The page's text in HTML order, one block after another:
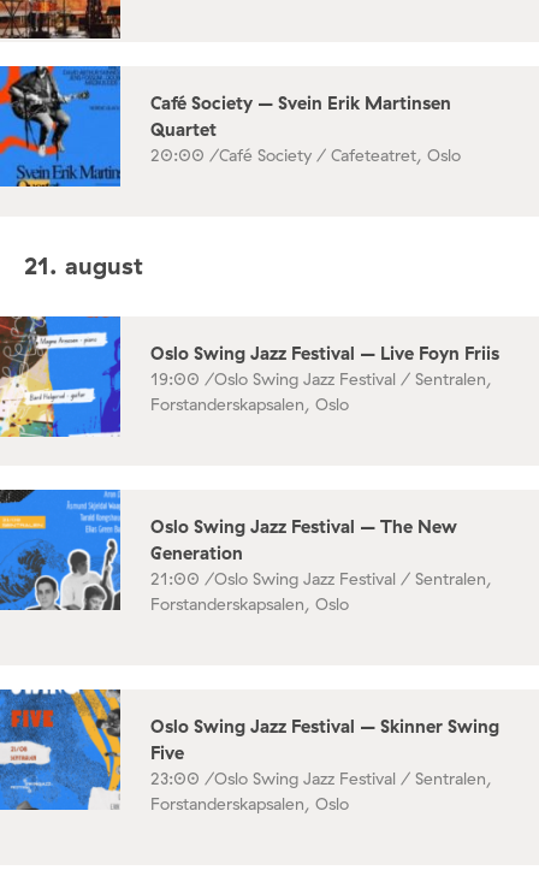
Café Society – Svein Erik Martinsen
Quartet
20:00 /Café Society / Cafeteatret, Oslo
21. august
Oslo Swing Jazz Festival – Live Foyn Friis
19:00 /Oslo Swing Jazz Festival / Sentralen,
Forstanderskapsalen, Oslo
Oslo Swing Jazz Festival – The New
Generation
21:00 /Oslo Swing Jazz Festival / Sentralen,
Forstanderskapsalen, Oslo
Oslo Swing Jazz Festival – Skinner Swing
Five
23:00 /Oslo Swing Jazz Festival / Sentralen,
Forstanderskapsalen, Oslo